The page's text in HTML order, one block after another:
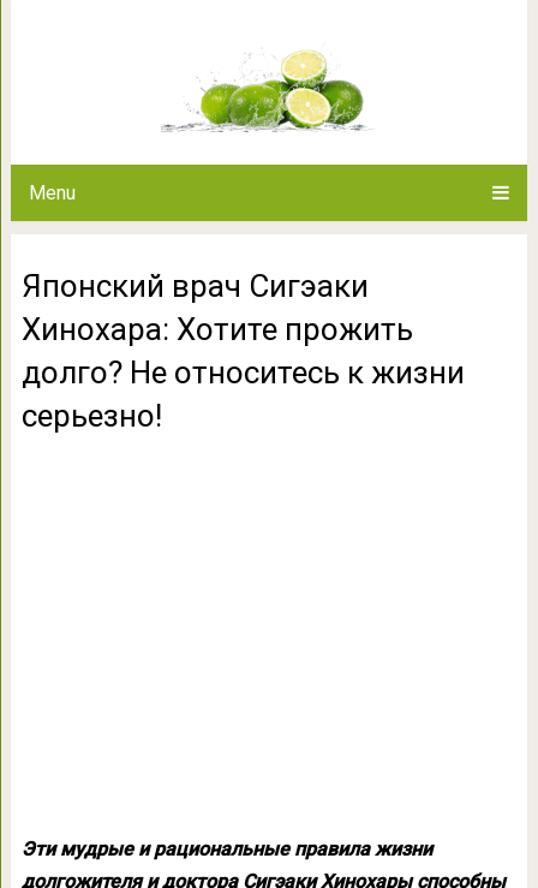
Menu
относитесь к
Японский врач Сигэаки
Хинохара: Хотите прожить
долго? Не относитесь к жизни
серьезно!
Эти мудрые и рациональные правила жизни
долгожителя и доктора Сигэаки Хинохары способны